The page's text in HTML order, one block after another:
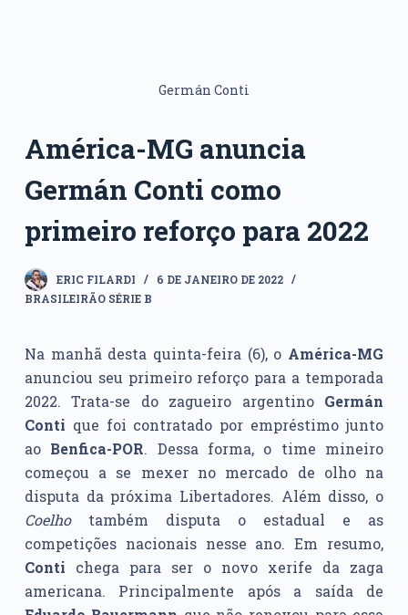
Germán Conti
América-MG anuncia
Germán Conti como
primeiro reforço para 2022
ERIC FILARDI
6 DE JANEIRO DE 2022
BRASILEIRÃO SÉRIE B
Na manhã desta quinta-feira (6), o América-MG
anunciou seu primeiro reforço para a temporada
2022. Trata-se do zagueiro argentino Germán
Conti que foi contratado por empréstimo junto
ao Benfica-POR. Dessa forma, o time mineiro
começou a se mexer no mercado de olho na
disputa da próxima Libertadores. Além disso, o
Coelho também disputa o estadual e as
competições nacionais nesse ano. Em resumo,
Conti chega para ser o novo xerife da zaga
americana. Principalmente após a saída de